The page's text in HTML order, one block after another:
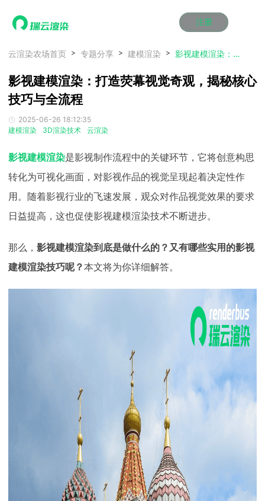
注册
首页
产品服务
云制作
云渲染管理系统
瑞兔百宝箱
AI视频插帧
云制作
云渲染管理系统
瑞兔百宝箱
AI视频插帧
云制作
云渲染管理系统
瑞兔百宝箱
AI视频插帧
云制作
云渲染管理系统
瑞兔百宝箱
AI视频插帧
云制作
云渲染管理系统
瑞兔百宝箱
AI视频插帧
云制作
云渲染管理系统
瑞兔百宝箱
AI视频插帧
Maya云渲染方案
3ds Max云渲染方案
Cinema 4D云渲染方案
Maya AI渲染方案
Maya云渲染方案
3ds Max云渲染方案
Cinema 4D云渲染方案
Maya AI渲染方案
Maya云渲染方案
3ds Max云渲染方案
Cinema 4D云渲染方案
Maya AI渲染方案
Maya云渲染方案
3ds Max云渲染方案
Cinema 4D云渲染方案
Maya AI渲染方案
Maya云渲染方案
3ds Max云渲染方案
Cinema 4D云渲染方案
Maya AI渲染方案
Maya云渲染方案
3ds Max云渲染方案
Cinema 4D云渲染方案
Maya AI渲染方案
动画价格
效果图价格
云制作价格
动画价格
效果图价格
云制作价格
动画价格
效果图价格
云制作价格
动画价格
效果图价格
云制作价格
动画价格
效果图价格
云制作价格
动画价格
效果图价格
云制作价格
资讯&赛事
新闻资讯
渲染百科
渲染大赛
泛CG交流会
新闻资讯
渲染百科
渲染大赛
泛CG交流会
新闻资讯
渲染百科
渲染大赛
泛CG交流会
新闻资讯
渲染百科
渲染大赛
泛CG交流会
新闻资讯
渲染百科
渲染大赛
泛CG交流会
新闻资讯
渲染百科
渲染大赛
泛CG交流会
特惠专区
云渲染优惠攻略
教育优惠
云渲染优惠攻略
教育优惠
云渲染优惠攻略
教育优惠
云渲染优惠攻略
教育优惠
云渲染优惠攻略
教育优惠
云渲染优惠攻略
教育优惠
关于我们
云渲染农场首页 专题分享 建模渲染 影视建模渲染：打造荧幕视觉奇观，揭秘核心技巧与全流程
影视建模渲染：打造荧幕视觉奇观，揭秘核心
技巧与全流程
2025-06-26 18:12:35
建模渲染
3D渲染技术 云渲染
影视建模渲染是影视制作流程中的关键环节，它将创意构思
转化为可视化画面，对影视作品的视觉呈现起着决定性作
用。随着影视行业的飞速发展，观众对作品视觉效果的要求
日益提高，这也促使影视建模渲染技术不断进步。
那么， 影视建模渲染到底是做什么的？又有哪些实用的影视
建模渲染技巧呢？本文将为你详细解答。